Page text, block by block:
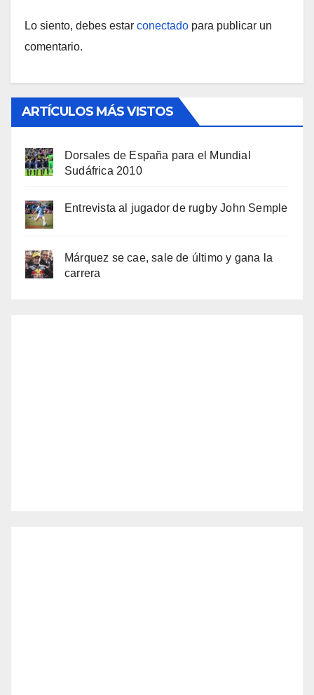
Lo siento, debes estar conectado para publicar un
comentario.
ARTÍCULOS MÁS VISTOS
Dorsales de España para el Mundial
Sudáfrica 2010
Entrevista al jugador de rugby John Semple
Márquez se cae, sale de último y gana la
carrera